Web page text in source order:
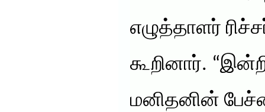
எழுத்தாளர்
கூறினார்.
மனிதனின்